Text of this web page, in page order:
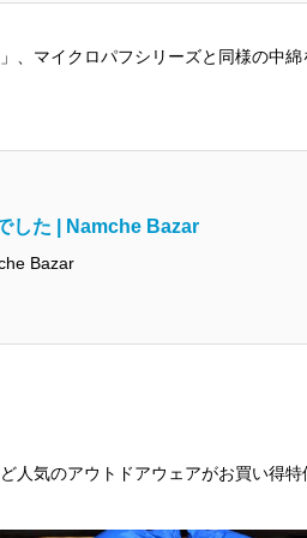
、マイクロパフシリーズと同様の中
した | Namche Bazar
Bazar
気のアウトドアウェアがお買い得特